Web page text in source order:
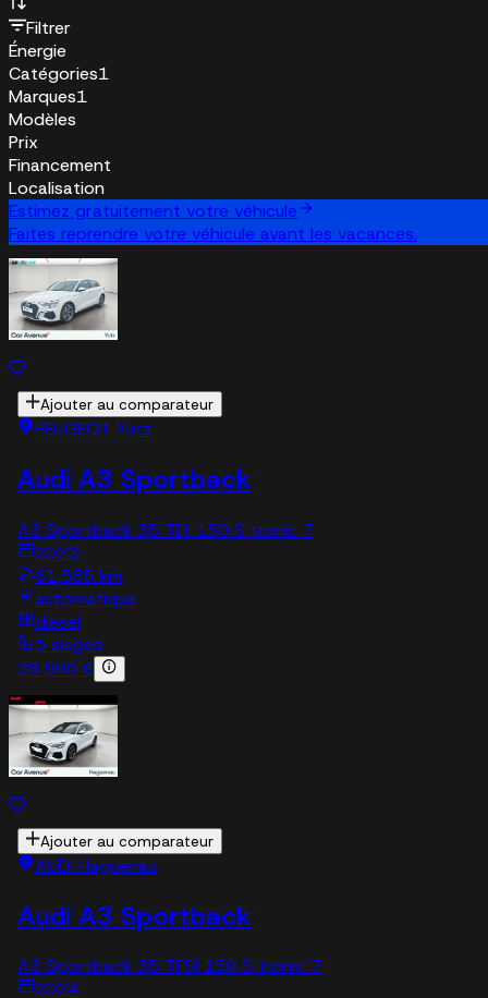
Filtrer
Énergie
Catégories1
Marques1
Modèles
Prix
Financement
Localisation
Estimez gratuitement votre véhicule
Faites reprendre votre véhicule avant les vacances.
Ajouter au comparateur
PEUGEOT Yutz
Audi A3 Sportback
A3 Sportback 35 TDI 150 S tronic 7
2023
61,585 km
automatique
diesel
5 sieges
28 990 €
Ajouter au comparateur
AUDI Haguenau
Audi A3 Sportback
A3 Sportback 35 TFSI 150 S tronic 7
2024